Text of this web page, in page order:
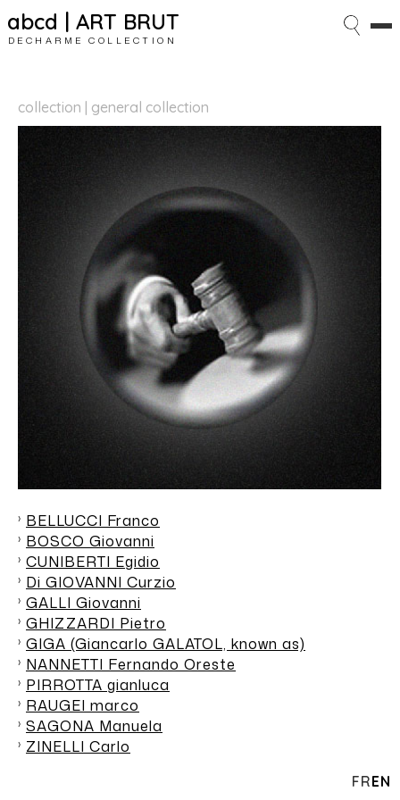
abcd | ART BRUT
DECHARME COLLECTION
collection | general collection
BELLUCCI Franco
BOSCO Giovanni
CUNIBERTI Egidio
Di GIOVANNI Curzio
GALLI Giovanni
GHIZZARDI Pietro
GIGA (Giancarlo GALATOL, known as)
NANNETTI Fernando Oreste
PIRROTTA gianluca
RAUGEI marco
SAGONA Manuela
ZINELLI Carlo
FREN